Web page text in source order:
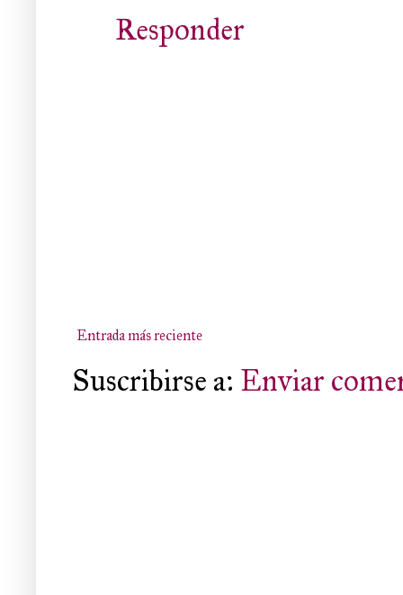
Responder
Entrada más reciente
Suscribirse a: Enviar